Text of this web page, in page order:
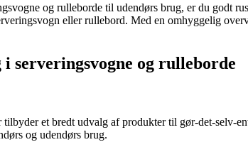
og rulleborde til udendørs brug, er du godt
eller rullebord. Med en omhyggelig
serveringsvogne og rulleborde
et bredt udvalg af produkter til gør-det-selv-
og udendørs brug.